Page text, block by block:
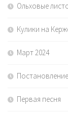
Ольховые
Кулики на
Март 2024
Первая песня